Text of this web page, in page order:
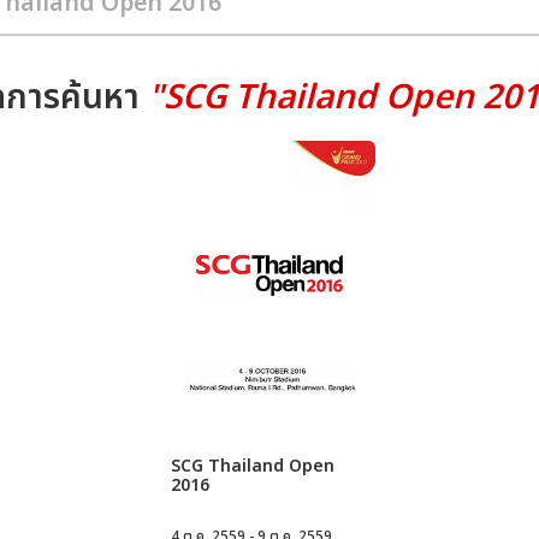
ารค้นหา "SCG Thailand Open
SCG Thailand Open
2016